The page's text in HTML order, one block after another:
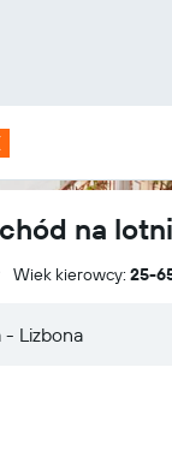
na
Wiek kierowcy: 25-